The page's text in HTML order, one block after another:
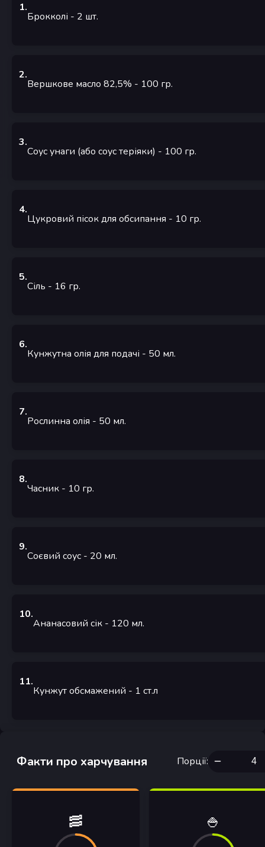
1.
Брокколі - 2 шт.
2.
Вершкове масло 82,5% - 100 гр.
3.
Соус унаги (або соус теріяки) - 100 гр.
4.
Цукровий пісок для обсипання - 10 гр.
5.
Сіль - 16 гр.
6.
Кунжутна олія для подачі - 50 мл.
7.
Рослинна олія - 50 мл.
8.
Часник - 10 гр.
9.
Соєвий соус - 20 мл.
10.
Ананасовий сік - 120 мл.
11.
Кунжут обсмажений - 1 ст.л
Факти про харчування Порції:
🥓 🍚